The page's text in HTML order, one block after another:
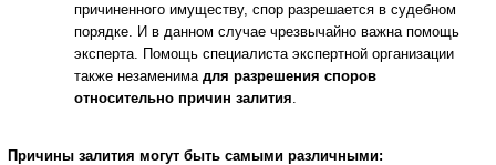
причиненного имуществу, спор разрешается в судебном
порядке. И в данном случае чрезвычайно важна помощь
эксперта. Помощь специалиста экспертной организации
также незаменима для разрешения споров
относительно причин залития.
Причины залития могут быть самыми различными: